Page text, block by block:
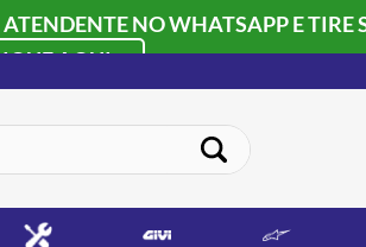
NO WHATSAPP E TIRE
AQUI